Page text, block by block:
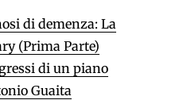
di demenza: La
(Prima Parte)
di un piano
Guaita